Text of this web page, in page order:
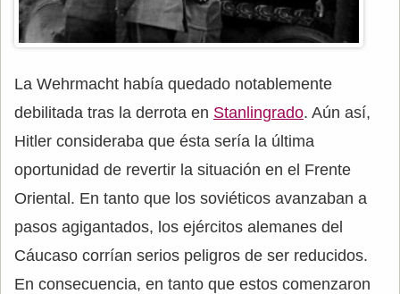
La Wehrmacht había quedado notablemente
debilitada tras la derrota en Stanlingrado. Aún así,
Hitler consideraba que ésta sería la última
oportunidad de revertir la situación en el Frente
Oriental. En tanto que los soviéticos avanzaban a
pasos agigantados, los ejércitos alemanes del
Cáucaso corrían serios peligros de ser reducidos.
En consecuencia, en tanto que estos comenzaron